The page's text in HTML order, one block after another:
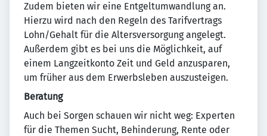
Zudem bieten wir eine Entgeltumwandlung an.
Hierzu wird nach den Regeln des Tarifvertrags
Lohn/Gehalt für die Altersversorgung angelegt.
Außerdem gibt es bei uns die Möglichkeit, auf
einem Langzeitkonto Zeit und Geld anzusparen,
um früher aus dem Erwerbsleben auszusteigen.
Beratung
Auch bei Sorgen schauen wir nicht weg: Experten
für die Themen Sucht, Behinderung, Rente oder